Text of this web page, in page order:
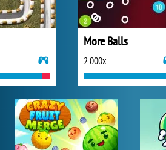
More Balls
2 000x